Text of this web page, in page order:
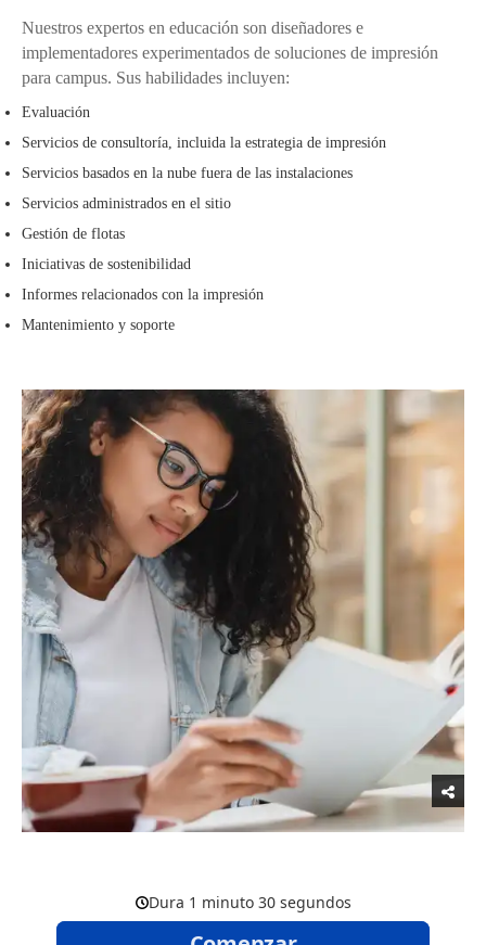
Nuestros expertos en educación son diseñadores e
implementadores experimentados de soluciones de impresión
para campus. Sus habilidades incluyen:
Evaluación
Servicios de consultoría, incluida la estrategia de impresión
Servicios basados en la nube fuera de las instalaciones
Servicios administrados en el sitio
Gestión de flotas
Iniciativas de sostenibilidad
Informes relacionados con la impresión
Mantenimiento y soporte